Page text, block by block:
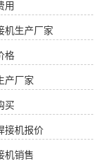
法擦掉的*性标
任何辅助工具即
况下，新型激光
。**时间为1.5。
在单位时间内所做
频率(frequency)稍
慢点(例
遍：功率(指物体
和销售的**企业，
方案及配套设
批多年从事激光
业化的激光技术和
子产业的良好氛
意开拓，通过不断
户的制造装备和
献。 激光打标机作
重要一环，在工
照射在物质表
用
机生产厂家
格
产厂家
买
接机报价
机销售